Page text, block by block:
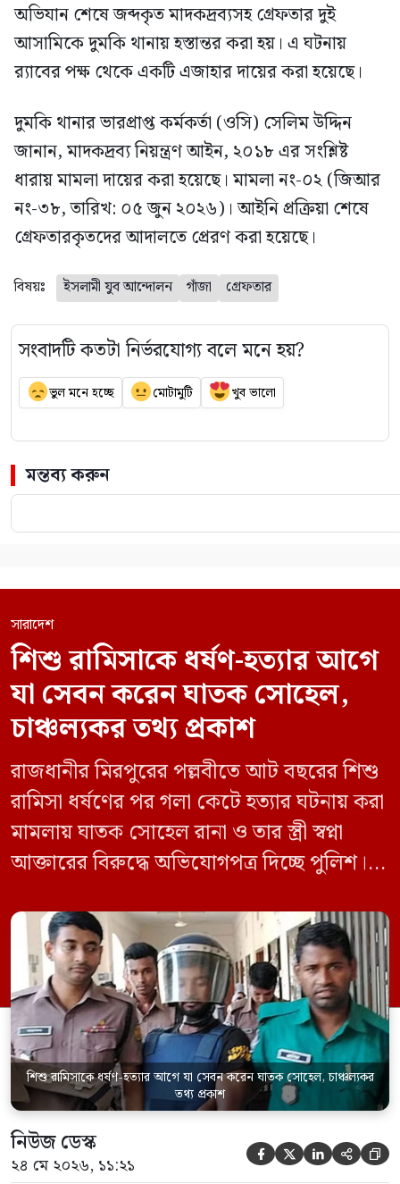
অভিযান শেষে জব্দকৃত মাদকদ্রব্যসহ গ্রেফতার দুই
আসামিকে দুমকি থানায় হস্তান্তর করা হয়। এ ঘটনায়
র‍্যাবের পক্ষ থেকে একটি এজাহার দায়ের করা হয়েছে।
দুমকি থানার ভারপ্রাপ্ত কর্মকর্তা (ওসি) সেলিম উদ্দিন
জানান, মাদকদ্রব্য নিয়ন্ত্রণ আইন, ২০১৮ এর সংশ্লিষ্ট
ধারায় মামলা দায়ের করা হয়েছে। মামলা নং-০২ (জিআর
নং-৩৮, তারিখ: ০৫ জুন ২০২৬)। আইনি প্রক্রিয়া শেষে
গ্রেফতারকৃতদের আদালতে প্রেরণ করা হয়েছে।
বিষয়ঃ ইসলামী যুব আন্দোলন গাঁজা গ্রেফতার
সংবাদটি কতটা নির্ভরযোগ্য বলে মনে হয়?
ভুল মনে হচ্ছে মোটামুটি খুব ভালো
মন্তব্য করুন
সারাদেশ
শিশু রামিসাকে ধর্ষণ-হত্যার আগে
যা সেবন করেন ঘাতক সোহেল,
চাঞ্চল্যকর তথ্য প্রকাশ
রাজধানীর মিরপুরের পল্লবীতে আট বছরের শিশু
রামিসা ধর্ষণের পর গলা কেটে হত্যার ঘটনায় করা
মামলায় ঘাতক সোহেল রানা ও তার স্ত্রী স্বপ্না
আক্তারের বিরুদ্ধে অভিযোগপত্র দিচ্ছে পুলিশ।
সেবন করেছিলেন বলে জবানবন্দিতে
জানিয়েছেন আসামি। রোববার (২৪ মে) সকালে
মামলার তদন্ত কর্মকর্তা পল্লবী থানার উপ-
পরিদর্শক অহিদুজ্জামান এ তথ্য নিছিত করেন।
তিনি বলেন, […]
শিশু রামিসাকে ধর্ষণ-হত্যার আগে যা সেবন করেন ঘাতক সোহেল, চাঞ্চল্যকর
তথ্য প্রকাশ
নিউজ ডেস্ক
২৪ মে ২০২৬, ১১:২১     